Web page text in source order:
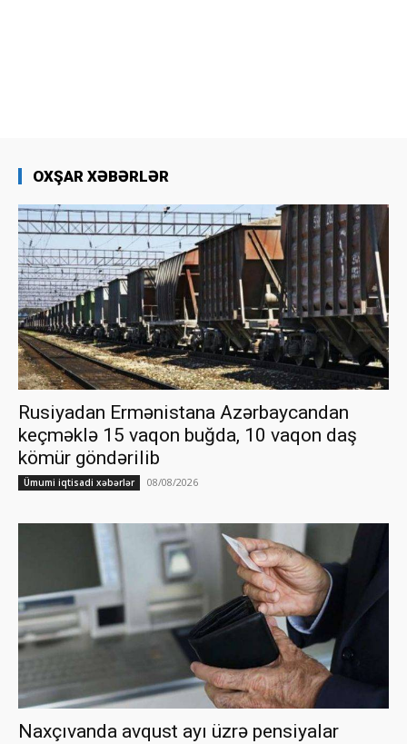
OXŞAR XƏBƏRLƏR
Rusiyadan Ermənistana Azərbaycandan
keçməklə 15 vaqon buğda, 10 vaqon daş
kömür göndərilib
Ümumi iqtisadi xəbərlər 08/08/2026
Naxçıvanda avqust ayı üzrə pensiyalar